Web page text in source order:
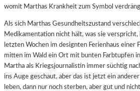
womit Marthas Krankheit zum Symbol
Als sich Marthas Gesundheitszustand
Medikamentation nicht hält, was sie
letzten Wochen im designten Ferienhaus einer
mitten im Wald ein Ort mit bunten Farbtupfen
Martha als Kriegsjournalistin immer süchtig
ins Auge geschaut, aber das ist jetzt ein
leben, dann nur noch sterben, aber gut und